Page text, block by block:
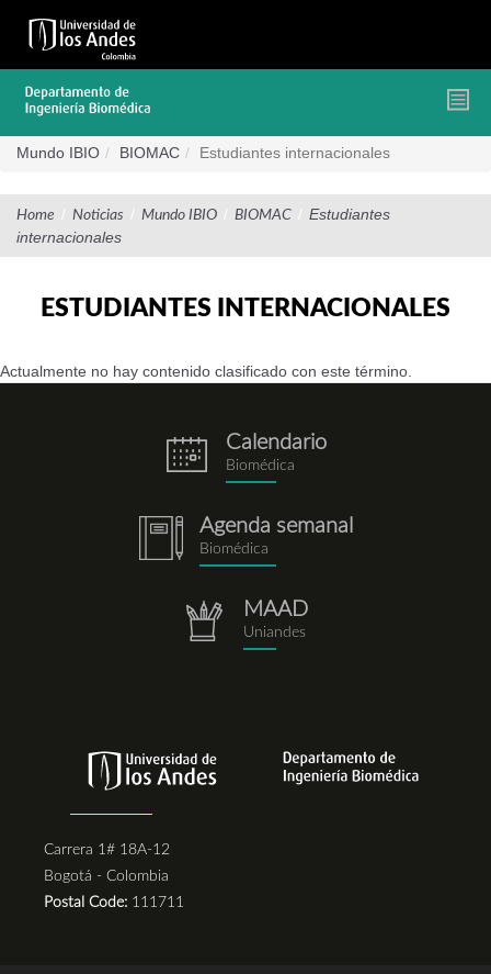
contenido
Mundo IBIO BIOMAC Estudiantes internacionales
Home / Noticias / Mundo IBIO / BIOMAC / Estudiantes
internacionales
ESTUDIANTES INTERNACIONALES
Actualmente no hay contenido clasificado con este término.
eventos.png
Calendario
Biomédica
notebook.png
Agenda semanal
Biomédica
repositorio.png
MAAD
Uniandes
Carrera 1# 18A-12
Bogotá - Colombia
Postal Code: 111711